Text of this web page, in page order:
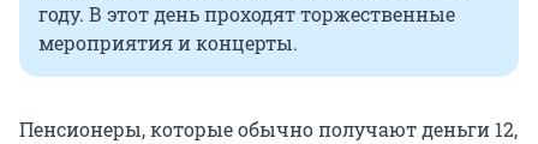
году. В этот день проходят торжественные
мероприятия и концерты.
Пенсионеры, которые обычно получают деньги 12,